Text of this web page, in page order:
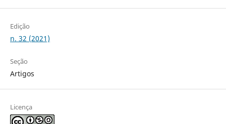
Edição
n. 32 (2021)
Seção
Artigos
Licença